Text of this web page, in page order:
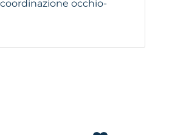
occhio-